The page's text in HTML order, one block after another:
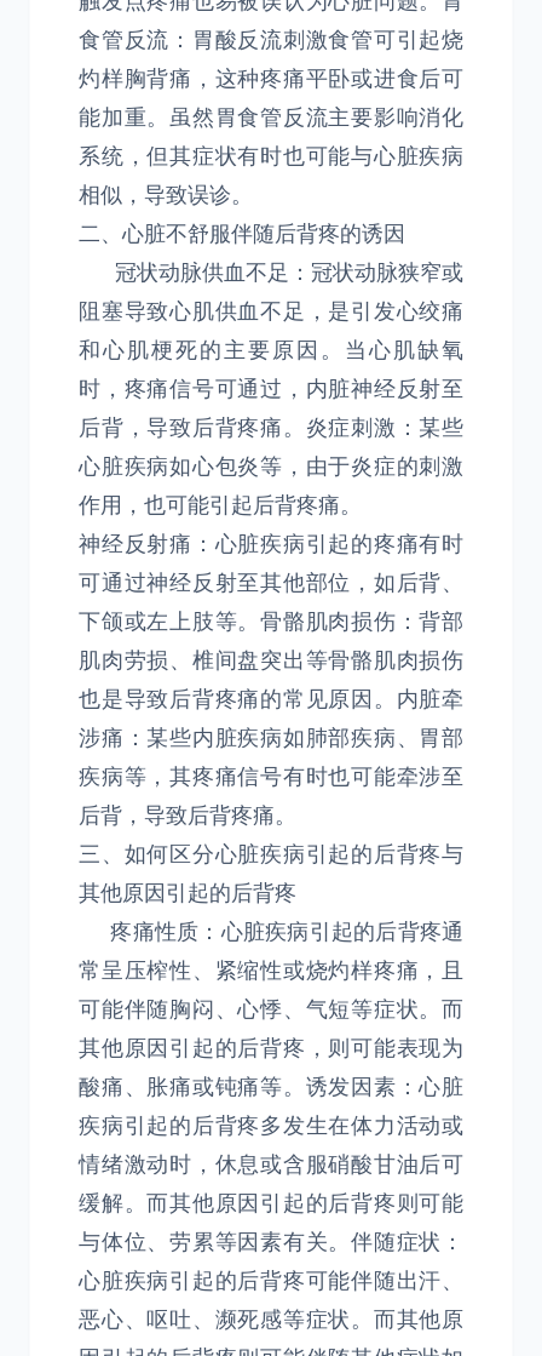
食管反流：胃酸反流刺激食管可引起烧
灼样胸背痛，这种疼痛平卧或进食后可
能加重。虽然胃食管反流主要影响消化
系统，但其症状有时也可能与心脏疾病
相似，导致误诊。
二、心脏不舒服伴随后背疼的诱因
冠状动脉供血不足：冠状动脉狭窄或
阻塞导致心肌供血不足，是引发心绞痛
和心肌梗死的主要原因。当心肌缺氧
时，疼痛信号可通过，内脏神经反射至
后背，导致后背疼痛。炎症刺激：某些
心脏疾病如心包炎等，由于炎症的刺激
作用，也可能引起后背疼痛。
神经反射痛：心脏疾病引起的疼痛有时
可通过神经反射至其他部位，如后背、
下颌或左上肢等。骨骼肌肉损伤：背部
肌肉劳损、椎间盘突出等骨骼肌肉损伤
也是导致后背疼痛的常见原因。内脏牵
涉痛：某些内脏疾病如肺部疾病、胃部
疾病等，其疼痛信号有时也可能牵涉至
后背，导致后背疼痛。
三、如何区分心脏疾病引起的后背疼与
其他原因引起的后背疼
疼痛性质：心脏疾病引起的后背疼通
常呈压榨性、紧缩性或烧灼样疼痛，且
可能伴随胸闷、心悸、气短等症状。而
其他原因引起的后背疼，则可能表现为
酸痛、胀痛或钝痛等。诱发因素：心脏
疾病引起的后背疼多发生在体力活动或
情绪激动时，休息或含服硝酸甘油后可
缓解。而其他原因引起的后背疼则可能
与体位、劳累等因素有关。伴随症状：
心脏疾病引起的后背疼可能伴随出汗、
恶心、呕吐、濒死感等症状。而其他原